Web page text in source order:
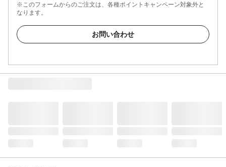
※このフォームからのご注文は、各種ポイントキャンペーン対象外と
なります。
お問い合わせ